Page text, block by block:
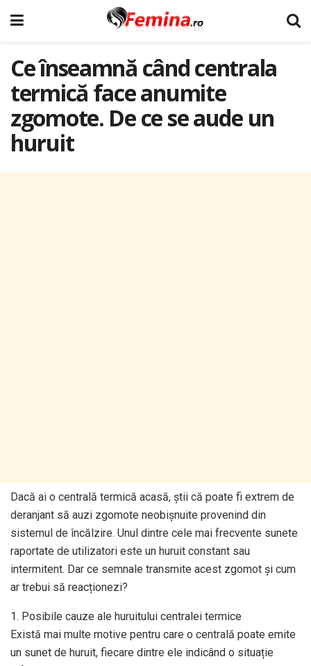
Ce înseamnă când centrala
termică face anumite
zgomote. De ce se aude un
huruit
Dacă ai o centrală termică acasă, știi că poate fi extrem de
deranjant să auzi zgomote neobișnuite provenind din
sistemul de încălzire. Unul dintre cele mai frecvente sunete
raportate de utilizatori este un huruit constant sau
intermitent. Dar ce semnale transmite acest zgomot și cum
ar trebui să reacționezi?
1. Posibile cauze ale huruitului centralei termice
Există mai multe motive pentru care o centrală poate emite
un sunet de huruit, fiecare dintre ele indicând o situație